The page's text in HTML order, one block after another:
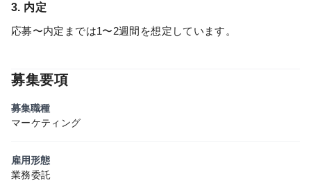
3. 内定
応募〜内定までは1〜2週間を想定しています。
募集要項
募集職種
マーケティング
雇用形態
業務委託